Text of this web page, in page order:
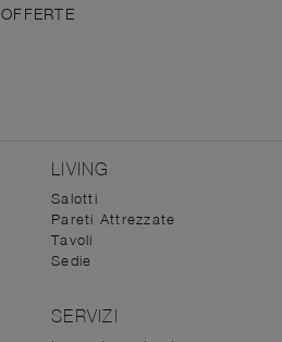
OFFERTE
LIVING
Salotti
Pareti Attrezzate
Tavoli
Sedie
SERVIZI